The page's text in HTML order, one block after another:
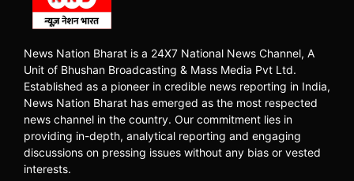
News Nation Bharat is a 24X7 National News Channel, A
Unit of Bhushan Broadcasting & Mass Media Pvt Ltd.
Established as a pioneer in credible news reporting in India,
News Nation Bharat has emerged as the most respected
news channel in the country. Our commitment lies in
providing in-depth, analytical reporting and engaging
discussions on pressing issues without any bias or vested
interests.